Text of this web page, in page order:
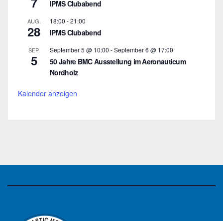
IPMS Clubabend
AUG.
28
18:00 -21:00
IPMS Clubabend
SEP.
5
September 5 @ 10:00 -September 6 @ 17:00
50 Jahre BMC Ausstellung im Aeronauticum
Nordholz
Kalender anzeigen